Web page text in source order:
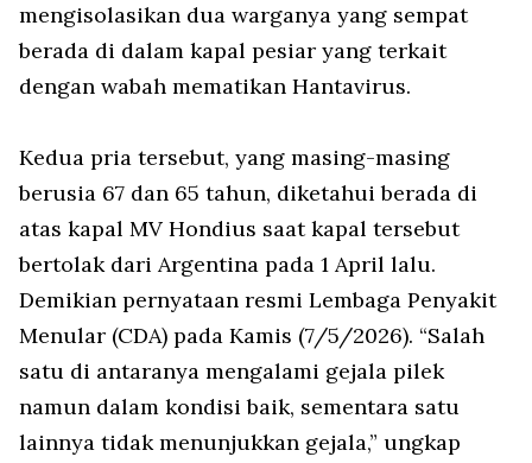
mengisolasikan dua warganya yang sempat
berada di dalam kapal pesiar yang terkait
dengan wabah mematikan Hantavirus.
Kedua pria tersebut, yang masing-masing
berusia 67 dan 65 tahun, diketahui berada di
atas kapal MV Hondius saat kapal tersebut
bertolak dari Argentina pada 1 April lalu.
Demikian pernyataan resmi Lembaga Penyakit
Menular (CDA) pada Kamis (7/5/2026). “Salah
satu di antaranya mengalami gejala pilek
namun dalam kondisi baik, sementara satu
lainnya tidak menunjukkan gejala,” ungkap